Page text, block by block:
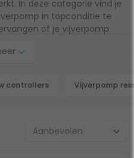
In deze categorie vind je
in topconditie te
of je vijverpomp
op de juiste plek. Met deze
gezonde vijver.
controllers Vijverpomp